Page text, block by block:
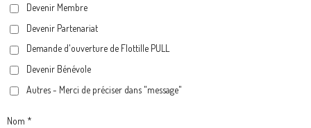
M
Devenir Membre
Devenir Partenariat
Demande d'ouverture de Flottille PULL
Devenir Bénévole
Autres - Merci de préciser dans "message"
Nom *